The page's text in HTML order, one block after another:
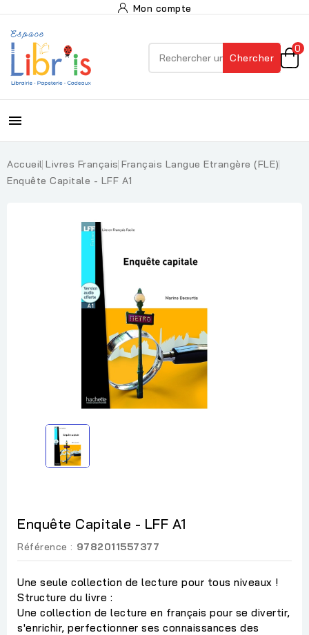
Mon compte
Chercher
0

Accueil Livres Français Français Langue Etrangère (FLE)
Enquête Capitale - LFF A1
Enquête Capitale - LFF A1
Référence : 9782011557377
Une seule collection de lecture pour tous niveaux !
Structure du livre :
Une collection de lecture en français pour se divertir,
s'enrichir, perfectionner ses connaissances des